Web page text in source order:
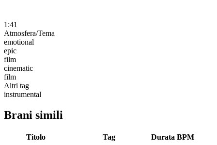
1:41
Atmosfera/Tema
emotional
epic
film
cinematic
film
Altri tag
instrumental
Brani simili
Titolo Tag Durata BPM